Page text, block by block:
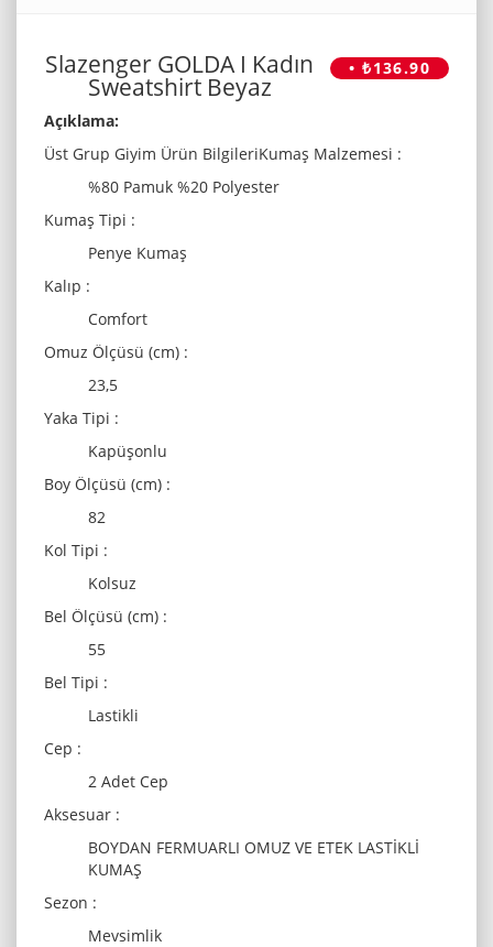
• ₺136.90
Slazenger GOLDA I Kadın
Sweatshirt Beyaz
Açıklama:
Üst Grup Giyim Ürün BilgileriKumaş Malzemesi :
%80 Pamuk %20 Polyester
Kumaş Tipi :
Penye Kumaş
Kalıp :
Comfort
Omuz Ölçüsü (cm) :
23,5
Yaka Tipi :
Kapüşonlu
Boy Ölçüsü (cm) :
82
Kol Tipi :
Kolsuz
Bel Ölçüsü (cm) :
55
Bel Tipi :
Lastikli
Cep :
2 Adet Cep
Aksesuar :
BOYDAN FERMUARLI OMUZ VE ETEK LASTİKLİ
KUMAŞ
Sezon :
Mevsimlik